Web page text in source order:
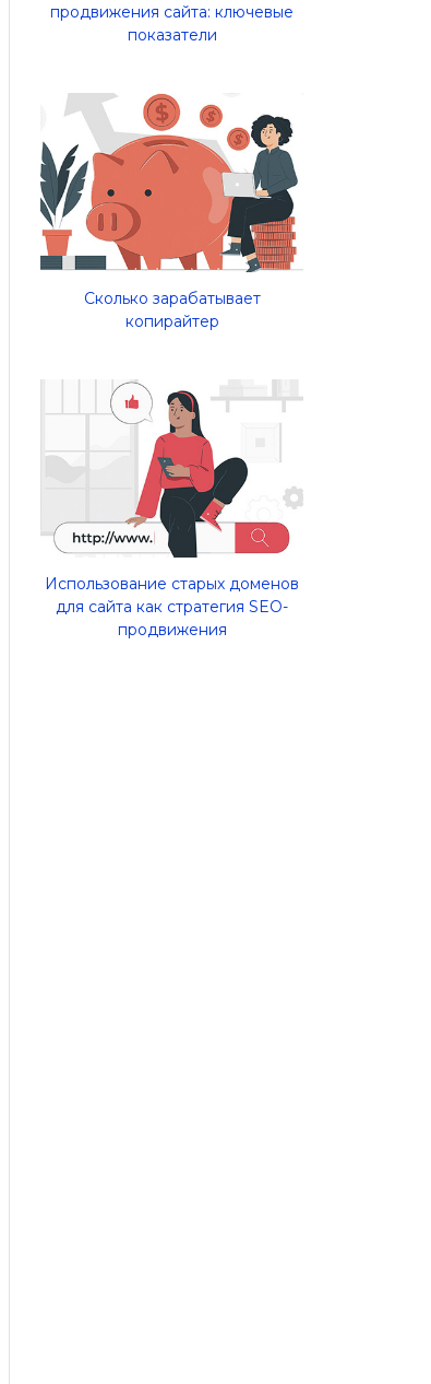
продвижения сайта: ключевые
показатели
Сколько зарабатывает
копирайтер
Использование старых доменов
для сайта как стратегия SEO-
продвижения